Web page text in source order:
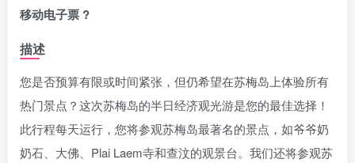
移动电子票 ?
描述
您是否预算有限或时间紧张，但仍希望在苏梅岛上体验所有
热门景点？这次苏梅岛的半日经济观光游是您的最佳选择！
此行程每天运行，您将参观苏梅岛最著名的景点，如爷爷奶
奶石、大佛、Plai Laem寺和查汶的观景台。我们还将参观苏